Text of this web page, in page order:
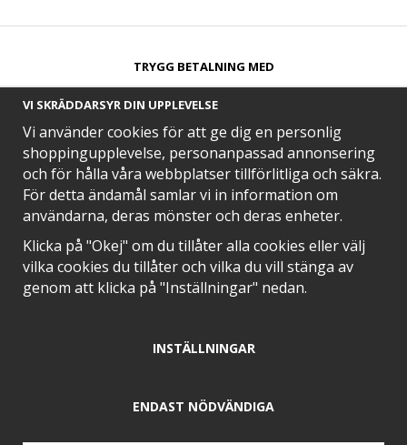
TRYGG BETALNING MED​
SNABB LEVERANS MED
EN DEL AV
VI SKRÄDDARSYR DIN UPPLEVELSE
Vi använder cookies för att ge dig en personlig
shoppingupplevelse, personanpassad annonsering
och för hålla våra webbplatser tillförlitliga och säkra.
För detta ändamål samlar vi in information om
användarna, deras mönster och deras enheter.
Klicka på "Okej" om du tillåter alla cookies eller välj
vilka cookies du tillåter och vilka du vill stänga av
genom att klicka på "Inställningar" nedan.
INSTÄLLNINGAR
ENDAST NÖDVÄNDIGA